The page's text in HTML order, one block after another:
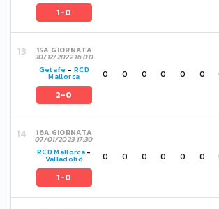
1-0
15A GIORNATA
30/12/2022 16:00
Getafe - RCD
Mallorca
2-0
0 0 0 0 0 0
16A GIORNATA
07/01/2023 17:30
RCD Mallorca -
Valladolid
1-0
0 0 0 0 0 0